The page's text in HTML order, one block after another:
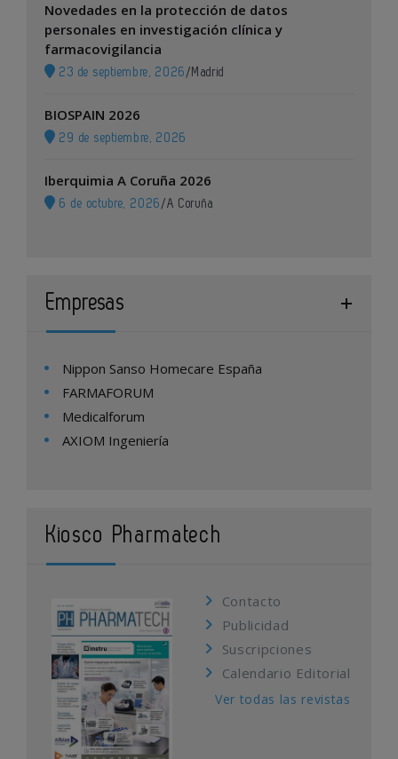
Novedades en la protección de datos
personales en investigación clínica y
farmacovigilancia
23 de septiembre, 2026 / Madrid
BIOSPAIN 2026
29 de septiembre, 2026
Iberquimia A Coruña 2026
6 de octubre, 2026 /A Coruña
Empresas
Nippon Sanso Homecare España
FARMAFORUM
Medicalforum
AXIOM Ingeniería
Kiosco Pharmatech
Contacto
Publicidad
Suscripciones
Calendario Editorial
Ver todas las revistas